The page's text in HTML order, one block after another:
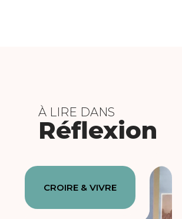
À LIRE DANS
Réflexion
CROIRE & VIVRE